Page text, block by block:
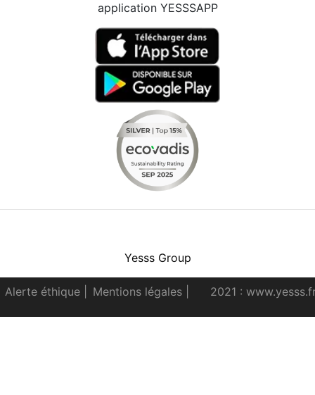
application YESSSAPP
Yesss Group
Alerte éthique Mentions légales 2021 :